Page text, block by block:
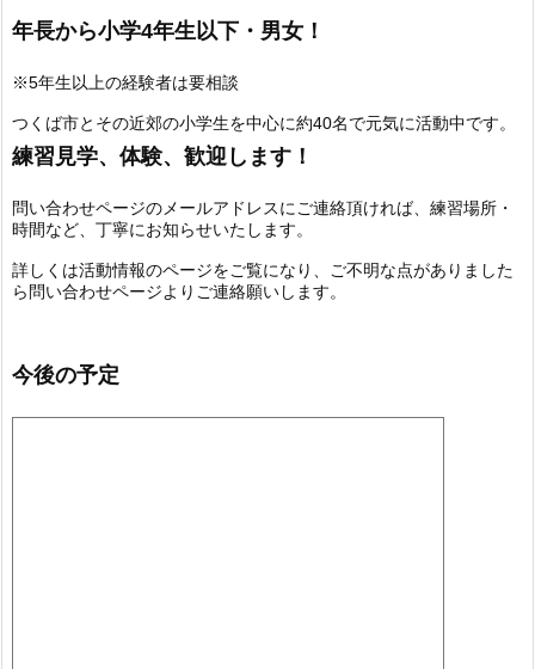
年長から小学4年生以下・男女！
※5年生以上の経験者は要相談
つくば市とその近郊の小学生を中心に約40名で元気に活動中です。
練習見学、体験、歓迎します！
問い合わせページのメールアドレスにご連絡頂ければ、練習場所・
時間など、丁寧にお知らせいたします。
詳しくは活動情報のページをご覧になり、ご不明な点がありました
ら問い合わせページよりご連絡願いします。
今後の予定